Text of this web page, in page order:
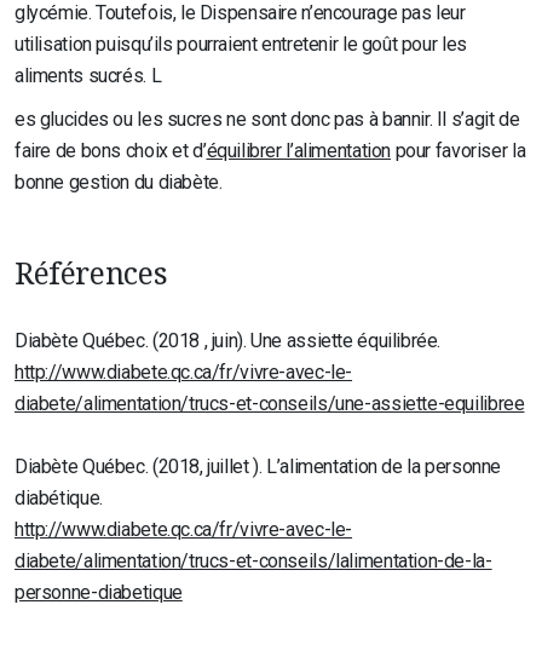
glycémie. Toutefois, le Dispensaire n’encourage pas leur
utilisation puisqu’ils pourraient entretenir le goût pour les
aliments sucrés. L
es glucides ou les sucres ne sont donc pas à bannir. Il s’agit de
faire de bons choix et d’équilibrer l’alimentation pour favoriser la
bonne gestion du diabète.
Références
Diabète Québec. (2018 , juin). Une assiette équilibrée.
http://www.diabete.qc.ca/fr/vivre-avec-le-
diabete/alimentation/trucs-et-conseils/une-assiette-equilibree
Diabète Québec. (2018, juillet ). L’alimentation de la personne
diabétique.
http://www.diabete.qc.ca/fr/vivre-avec-le-
diabete/alimentation/trucs-et-conseils/lalimentation-de-la-
personne-diabetique